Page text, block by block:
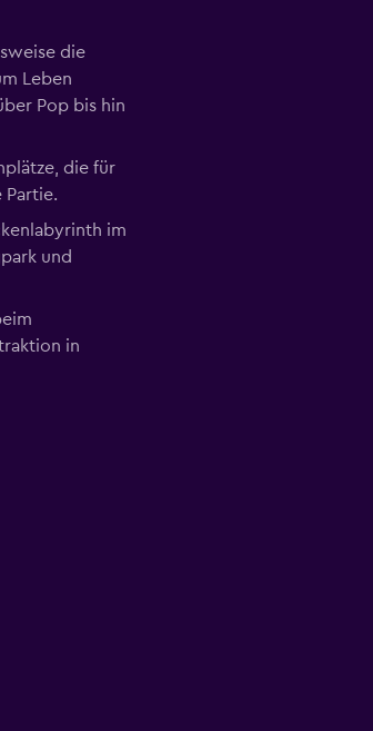
die
Leben
Pop bis hin
die für
Partie.
im
und
in